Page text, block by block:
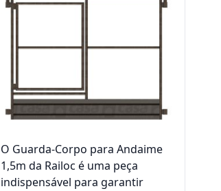
O Guarda-Corpo para Andaime
1,5m da Railoc é uma peça
indispensável para garantir